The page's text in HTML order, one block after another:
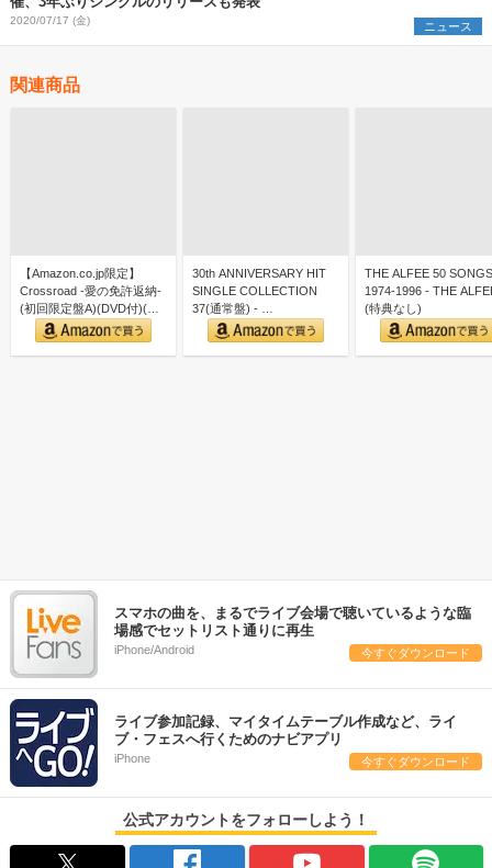
2020/07/17 (金) ニュース
関連商品
【Amazon.co.jp限定】
Crossroad -愛の免許返納-
(初回限定盤A)(DVD付)(…
30th ANNIVERSARY HIT
SINGLE COLLECTION
37(通常盤) - …
THE ALFEE 50 SONGS
1974-1996 - THE
(特典なし)
スマホの曲を、まるでライブ会場で聴いているような臨
場感でセットリスト通りに再生
iPhone/Android 今すぐダウンロード
ライブ参加記録、マイタイムテーブル作成など、ライ
ブ・フェスへ行くためのナビアプリ
iPhone 今すぐダウンロード
公式アカウントをフォローしよう！